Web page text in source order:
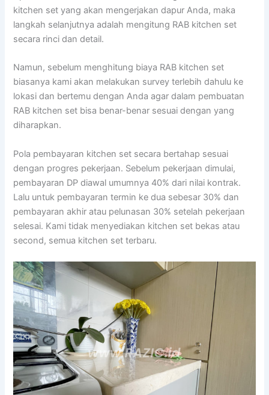
kitchen set yang akan mengerjakan dapur Anda, maka
langkah selanjutnya adalah mengitung RAB kitchen set
secara rinci dan detail.
Namun, sebelum menghitung biaya RAB kitchen set
biasanya kami akan melakukan survey terlebih dahulu ke
lokasi dan bertemu dengan Anda agar dalam pembuatan
RAB kitchen set bisa benar-benar sesuai dengan yang
diharapkan.
Pola pembayaran kitchen set secara bertahap sesuai
dengan progres pekerjaan. Sebelum pekerjaan dimulai,
pembayaran DP diawal umumnya 40% dari nilai kontrak.
Lalu untuk pembayaran termin ke dua sebesar 30% dan
pembayaran akhir atau pelunasan 30% setelah pekerjaan
selesai. Kami tidak menyediakan kitchen set bekas atau
second, semua kitchen set terbaru.